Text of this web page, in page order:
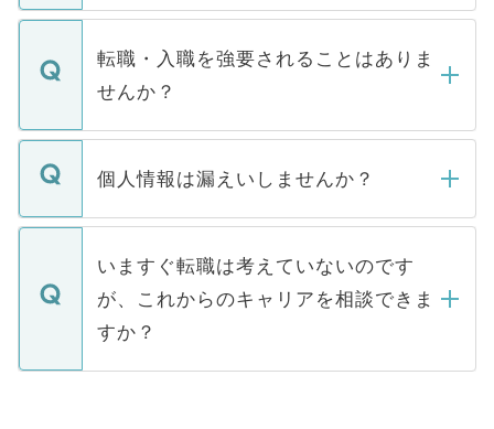
ます。通常、5営業日以内にはご連絡をせて
いただきますので、しばらくお待ちくださ
マイナビDOCTORで取り扱っている求人の
うち約3割は、Webサイトからご覧いただ
けない「非公開求人」です。非公開求人は
下記の理由によって、一般には公開してい
ません。
■応募殺到を避けるため 人気のある医療機
関を公にしてしまうと、応募が殺到する場
に、医療機関が求める条件に合った人材の
みを人材紹介会社に依頼するケースが増え
ています。
転職・入職を強要されることはありま
せんか？
転職・入職を強要することは一切ありませ
ん。また、仮に応募先から内定をいただい
定を承諾する必要はありません。内定先へ
の辞退の連絡はキャリアパートナーが行い
個人情報は漏えいしませんか？
個人情報が漏えいすることはありませんの
で、ご安心ください。当サイトからの登録
などで収集したご登録者様の個人情報は、
ご本人のキャリアアップおよび転職活動の
支援を目的に使用いたします。お預かりし
ているすべての個人データはご本人の許可
いますぐ転職は考えていないのです
が、これからのキャリアを相談できま
すか？